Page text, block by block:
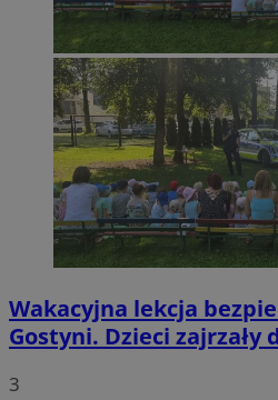
Wakacyjna lekcja
Gostyni. Dzieci zajrzały
3